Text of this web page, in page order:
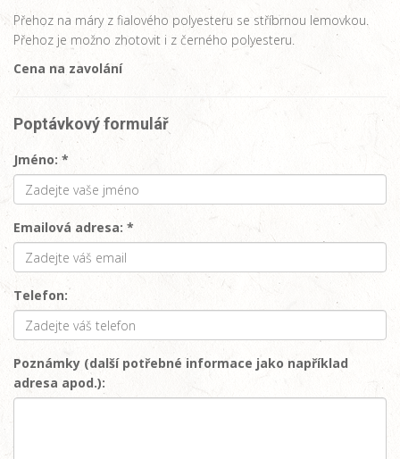
Přehoz na máry z fialového polyesteru se stříbrnou lemovkou.
Přehoz je možno zhotovit i z černého polyesteru.
Cena na zavolání
Poptávkový formulář
Jméno: *
Emailová adresa: *
Telefon:
Poznámky (další potřebné informace jako například
adresa apod.):